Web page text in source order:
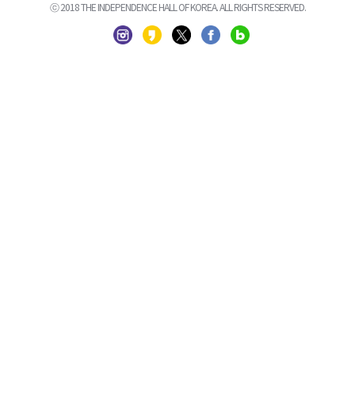
ⓒ 2018 THE INDEPENDENCE HALL OF KOREA. ALL RIGHTS RESERVED.